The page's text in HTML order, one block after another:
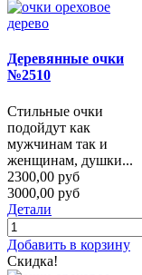
Деревянные очки
№2510
Стильные очки
подойдут как
мужчинам так и
женщинам, душки...
2300,00 руб
3000,00 руб
Детали
Добавить в корзину
Скидка!